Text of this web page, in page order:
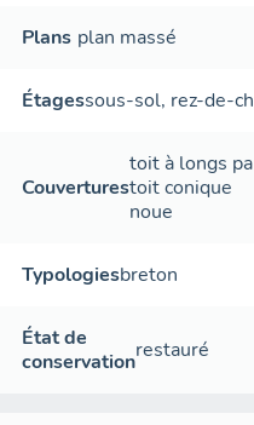
Plans plan massé
Étagessous-sol, rez-de-
Couvertures
toit à longs
toit conique
noue
Typologiesbreton
État de
conservationrestauré